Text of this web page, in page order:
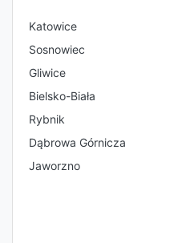
Katowice
Sosnowiec
Gliwice
Bielsko-Biała
Rybnik
Dąbrowa Górnicza
Jaworzno